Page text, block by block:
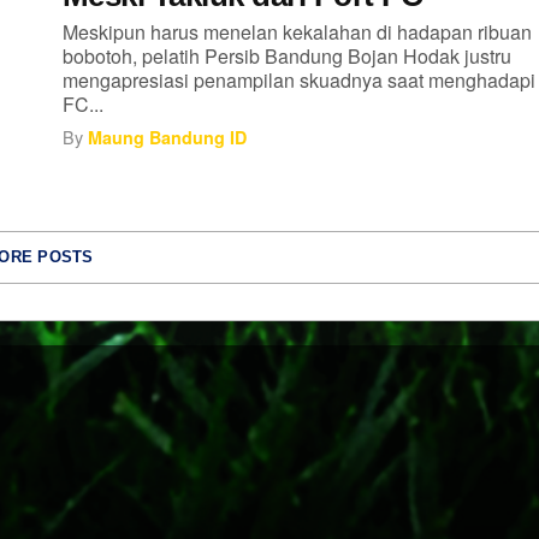
Meskipun harus menelan kekalahan di hadapan ribuan
bobotoh, pelatih Persib Bandung Bojan Hodak justru
mengapresiasi penampilan skuadnya saat
FC...
By Maung Bandung ID
POSTS